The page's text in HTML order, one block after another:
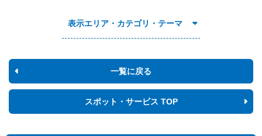
表示エリア・カテゴリ・テーマ
一覧に戻る
スポット・サービス TOP